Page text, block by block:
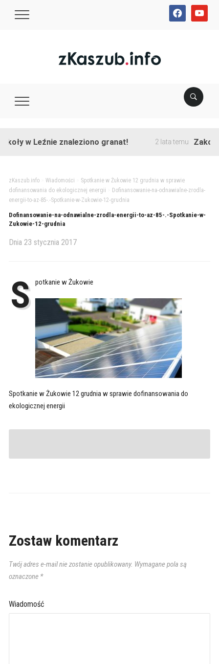
facebookyoutube
w Leźnie znaleziono granat! 2 lata temu
zKaszub.info> Wiadomości
Spotkanie w Żukowie 12 grudnia w sprawie
dofinansowania do ekologicznej energii
Dofinansowanie-na-odnawialne-zrodla-
energii-to-az-85-.-Spotkanie-w-Zukowie-12-grudnia
Dofinansowanie-na-odnawialne-zrodla-energii-to-az-85-.-Spotkanie-w-
Zukowie-12-grudnia
Dnia 23 stycznia 2017
S potkanie w Żukowie
Spotkanie w Żukowie 12 grudnia w sprawie dofinansowania do
ekologicznej energii
Zostaw komentarz
Twój adres e-mail nie zostanie opublikowany. Wymagane pola są
oznaczone *
Wiadomość